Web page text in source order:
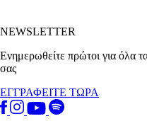
NEWSLETTER
Ενημερωθείτε πρώτοι για όλα
σας
ΕΓΓΡΑΦΕΙΤΕ ΤΩΡΑ